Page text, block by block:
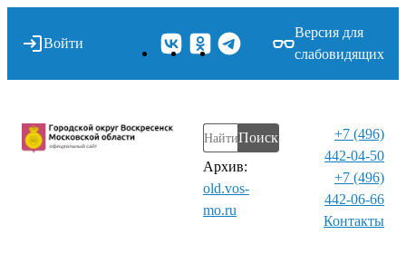
Войти
Версия для
слабовидящих
Поиск
Архив:
old.vos-
mo.ru
+7 (496)
442-04-50
+7 (496)
442-06-66
Контакты⁠